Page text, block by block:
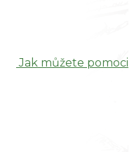
Jak můžete pomoci